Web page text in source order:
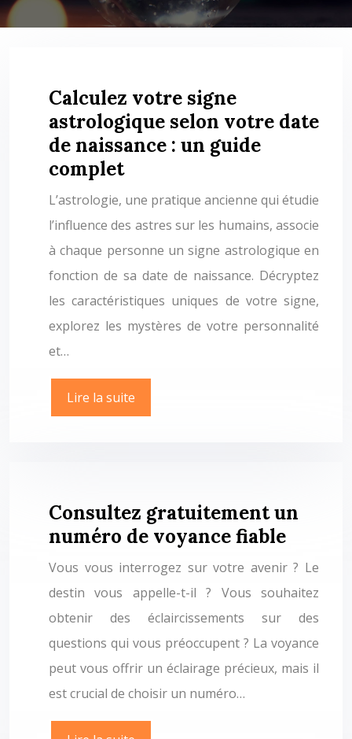
Calculez votre signe
astrologique selon votre date
de naissance : un guide
complet
L’astrologie, une pratique ancienne qui étudie
l’influence des astres sur les humains, associe
à chaque personne un signe astrologique en
fonction de sa date de naissance. Décryptez
les caractéristiques uniques de votre signe,
explorez les mystères de votre personnalité
et…
Lire la suite
Consultez gratuitement un
numéro de voyance fiable
Vous vous interrogez sur votre avenir ? Le
destin vous appelle-t-il ? Vous souhaitez
obtenir des éclaircissements sur des
questions qui vous préoccupent ? La voyance
peut vous offrir un éclairage précieux, mais il
est crucial de choisir un numéro…